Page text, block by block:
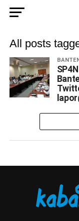
All posts